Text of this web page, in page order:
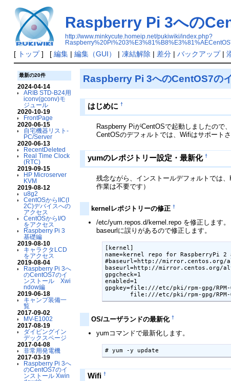
Raspberry Pi 3への
http://www.minkycute.homeip.net/pukiwiki/index.php?
[ トップ] [ 編集| 編集（GUI） | 凍結解除 | 差分| バックアップ|
最新の20件
2024-04-14
ARIB STD-B24用
iconv(gconv)モ
ジュール
2020-10-19
FrontPage
2020-06-15
自宅機器リスト-
PC/Server
2020-06-13
RecentDeleted
Real Time Clock
(RTC)
2019-09-15
HP Microserver
KVM
2019-08-12
u8g2
CentOSからIIC(I
2C)デバイスへの
アクセス
CentOSからI/O
をアクセス
Raspberry Pi 3
基礎編
2019-08-10
キャラクタLCD
をアクセス
2019-08-04
Raspberry Pi 3へ
のCentOS7のイ
ンストール Xwi
ndow編
2019-06-18
キャンプ装備一
覧
2017-09-02
MV-E1002
2017-08-19
ダイビングイン
デックスページ
2017-04-08
非常用発電機
2017-03-19
Raspberry Pi 3へ
のCentOS7のイ
ンストール Xwin
Raspberry Pi 3へのCentOS7の
はじめに †
Raspberry PiがCentOSで起動しましたので
CentOSのデフォルトでは、Wifiはサポートさ
yumのレポジトリー設定・最新化 †
残念ながら、インストールデフォルトでは
作業は不要です）
kernelレポジトリーの修正†
/etc/yum.repos.d/kernel.repo を修正します
baseurlに誤りがあるので修正します。
[kernel]
name=kernel repo for RaspberryPi 2
#baseurl=http://mirror.centos.org/
baseurl=http://mirror.centos.org/
gpgcheck=1
enabled=1
gpgkey=file:///etc/pki/rpm-gpg/RPM-
OS/ユーザランドの最新化†
yumコマンドで最新化します。
Wifi †